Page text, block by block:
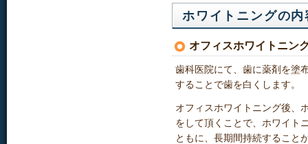
ホワイトニングの内
オフィスホワイトニン
歯科医院にて、歯に薬剤を塗
することで歯を白くします。
オフィスホワイトニング後、
をして頂くことで、ホワイト
ともに、長期間持続すること